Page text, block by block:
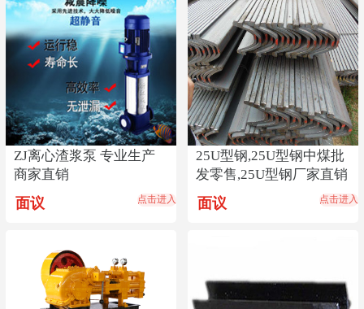
ZJ离心渣浆泵 专业生产
商家直销
面议 点击进入
25U型钢,25U型钢中煤批
发零售,25U型钢厂家直销
面议 点击进入